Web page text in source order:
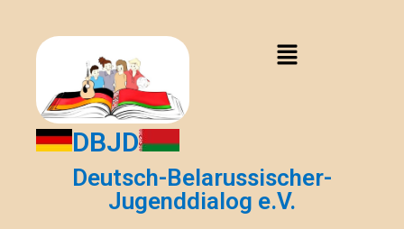
DBJD
Deutsch-Belarussischer-
Jugenddialog e.V.